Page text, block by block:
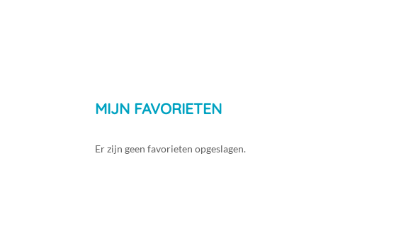
MIJN FAVORIETEN
Er zijn geen favorieten opgeslagen.